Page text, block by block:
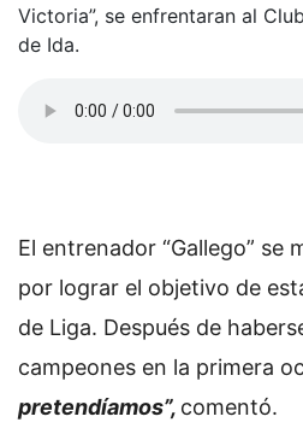
Victoria”, se enfrentaran al
de Ida.
El entrenador “Gallego”
por lograr el objetivo de
de Liga. Después de
campeones en la primera
pretendíamos”, comentó.